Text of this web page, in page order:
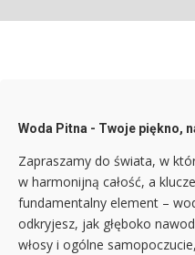
Woda Pitna - Twoje piękno,
Zapraszamy do świata, w
w harmonijną całość, a
fundamentalny element –
odkryjesz, jak głęboko
włosy i ogólne